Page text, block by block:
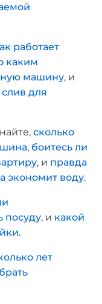
работает
каким
машину, и
для
сколько
, боитесь ли
, и правда
экономит воду.
посуду, и какой
.
лет